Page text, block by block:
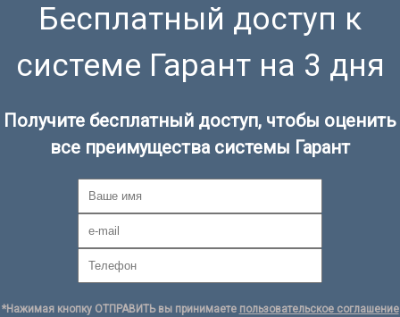
Бесплатный доступ к
системе Гарант на 3 дня
Получите бесплатный доступ, чтобы оценить
все преимущества системы Гарант
*Нажимая кнопку ОТПРАВИТЬ вы принимаете пользовательское соглашение